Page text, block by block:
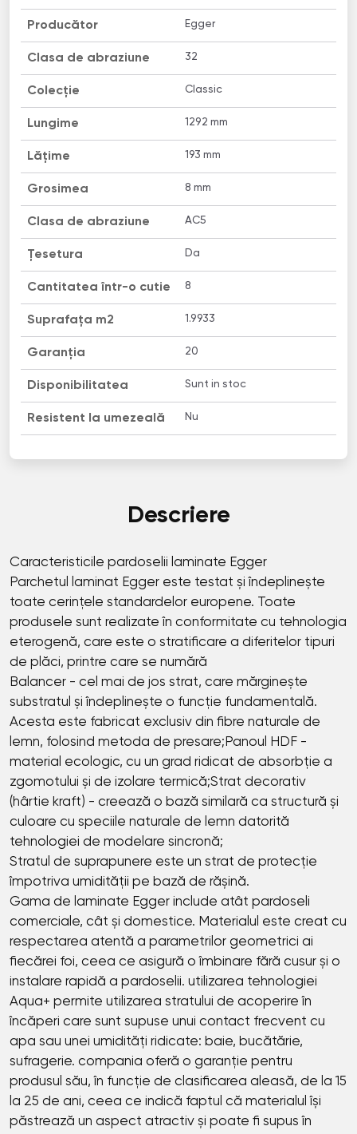
Producător Egger
Clasa de abraziune 32
Colecție Classic
Lungime 1292 mm
Lățime 193 mm
Grosimea 8 mm
Clasa de abraziune AC5
Țesetura Da
Cantitatea într-o cutie 8
Suprafața m2 1.9933
Garanția 20
Disponibilitatea Sunt in stoc
Resistent la umezeală Nu
Descriere
Caracteristicile pardoselii laminate Egger
Parchetul laminat Egger este testat și îndeplinește
toate cerințele standardelor europene. Toate
produsele sunt realizate în conformitate cu tehnologia
eterogenă, care este o stratificare a diferitelor tipuri
de plăci, printre care se numără
Balancer - cel mai de jos strat, care mărginește
substratul și îndeplinește o funcție fundamentală.
Acesta este fabricat exclusiv din fibre naturale de
lemn, folosind metoda de presare;Panoul HDF -
material ecologic, cu un grad ridicat de absorbție a
zgomotului și de izolare termică;Strat decorativ
(hârtie kraft) - creează o bază similară ca structură și
culoare cu speciile naturale de lemn datorită
tehnologiei de modelare sincronă;
Stratul de suprapunere este un strat de protecție
împotriva umidității pe bază de rășină.
Gama de laminate Egger include atât pardoseli
comerciale, cât și domestice. Materialul este creat cu
respectarea atentă a parametrilor geometrici ai
fiecărei foi, ceea ce asigură o îmbinare fără cusur și o
instalare rapidă a pardoselii. utilizarea tehnologiei
Aqua+ permite utilizarea stratului de acoperire în
încăperi care sunt supuse unui contact frecvent cu
apa sau unei umidități ridicate: baie, bucătărie,
sufragerie. compania oferă o garanție pentru
produsul său, în funcție de clasificarea aleasă, de la 15
la 25 de ani, ceea ce indică faptul că materialul își
păstrează un aspect atractiv și poate fi supus în